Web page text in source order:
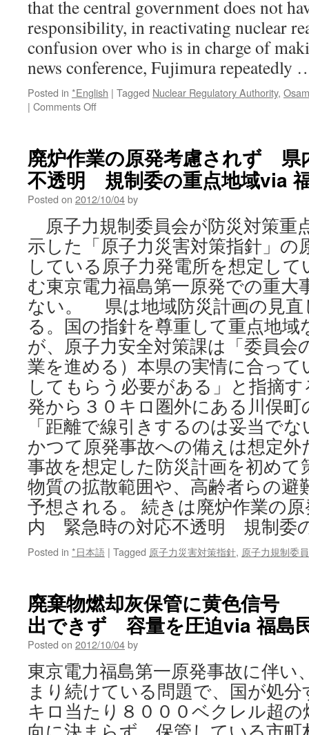
Atomic
Scientists
that the central government does not
responsibility, in reactivating nuclear
confusion over who is in charge of
news conference, Fujimura
Posted in *English | Tagged Nuclear Regulatory Authority,
| Comments Offon
to
duck
reactor-
restart
decisions
via
The
Japan
Times
廃炉作業の原発考慮されず
不透明 規制委の重点地域via
Posted on 2012/10/04by
原子力規制委員会が防災対策重
示した「原子力災害対策指針」の
している原子力発電所を想定し
む東京電力福島第一原発での重大
ない。 県は地域防災計画の見直
る。国の指針を尊重して重点地
が、原子力安全対策課は「委員会
業を進める）本県の実情に合っ
してもらう必要がある」と指摘
発から３０キロ圏外にある川俣町
「距離で線引きするのは妥当
かつて原発事故への備えは想定
事故を想定した防災計画を初めて
物質の拡散範囲や、高齢者らの避
予想される。 続きは廃炉作業の
内 緊急時の対応不透明 規制委
Posted in *日本語 | Tagged 原子力災害対策指針, 原子力規制委
廃棄物燃却灰保管に黄色信号
出できず 容量を圧迫via 福島
Posted on 2012/10/04by
東京電力福島第一原発事故に伴い
まり続けている問題で、国が処
キロ当たり８０００ベクレル超